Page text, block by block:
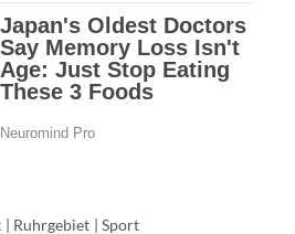
| Ruhrgebiet | Sport